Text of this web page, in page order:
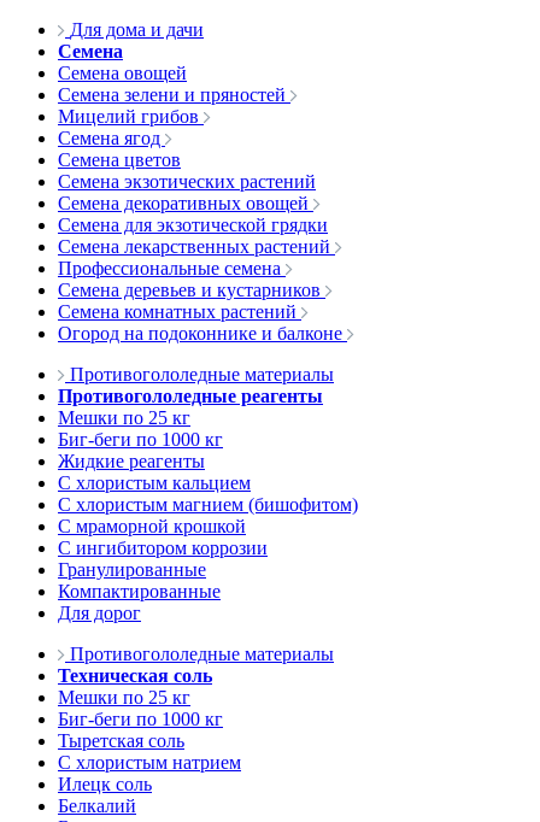
Для дома и дачи
Семена
Семена овощей
Семена зелени и пряностей
Мицелий грибов
Семена ягод
Семена цветов
Семена экзотических растений
Семена декоративных овощей
Семена для экзотической грядки
Семена лекарственных растений
Профессиональные семена
Семена деревьев и кустарников
Семена комнатных растений
Огород на подоконнике и балконе
Противогололедные материалы
Противогололедные реагенты
Мешки по 25 кг
Биг-беги по 1000 кг
Жидкие реагенты
С хлористым кальцием
С хлористым магнием (бишофитом)
С мраморной крошкой
С ингибитором коррозии
Гранулированные
Компактированные
Для дорог
Противогололедные материалы
Техническая соль
Мешки по 25 кг
Биг-беги по 1000 кг
Тыретская соль
С хлористым натрием
Илецк соль
Белкалий